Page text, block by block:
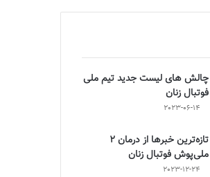
چالش هاى ليست جدید تيم ملى
فوتبال زنان
2023-06-14
تازه‌ترین خبرها از درمان ۲
ملی‌پوش فوتبال زنان
2023-12-24